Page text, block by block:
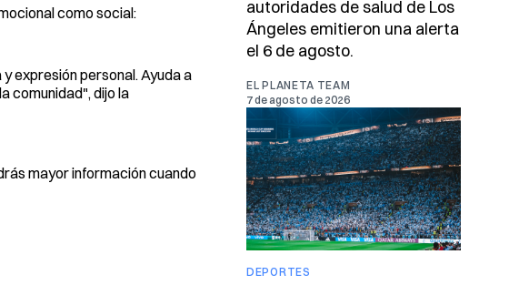
como social:
expresión personal. Ayuda a
comunidad", dijo la
mayor información cuando
autoridades de salud de Los
Ángeles emitieron una alerta
el 6 de agosto.
EL PLANETA TEAM
7 de agosto de 2026
DEPORTES